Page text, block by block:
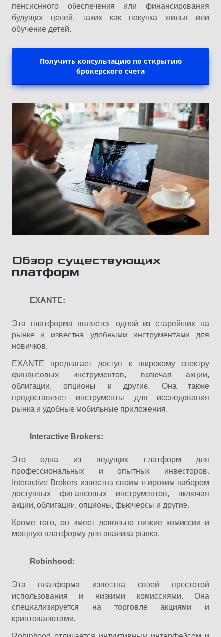
пенсионного обеспечения или финансирования
будущих целей, таких как покупка жилья или
обучение детей.
Получить консультацию по открытию
брокерского счета
Обзор существующих
платформ
EXANTE:
Эта платформа является одной из старейших на
рынке и известна удобными инструментами для
новичков.
EXANTE предлагает доступ к широкому спектру
финансовых инструментов, включая акции,
облигации, опционы и другие. Она также
предоставляет инструменты для исследования
рынка и удобные мобильные приложения.
Interactive Brokers:
Это одна из ведущих платформ для
профессиональных и опытных инвесторов.
Interactive Brokers известна своим широким набором
доступных финансовых инструментов, включая
акции, облигации, опционы, фьючерсы и другие.
Кроме того, он имеет довольно низкие комиссии и
мощную платформу для анализа рынка.
Robinhood :
Эта платформа известна своей простотой
использования и низкими комиссиями. Она
специализируется на торговле акциями и
криптовалютами.